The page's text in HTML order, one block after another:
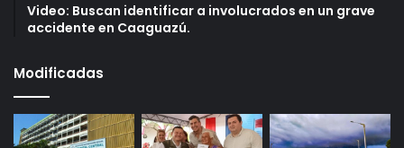
Video: Buscan identificar a involucrados en un grave
accidente en Caaguazú.
Modificadas